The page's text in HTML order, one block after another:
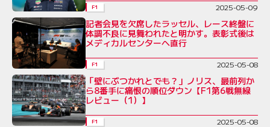
F1 2025-05-09
記者会見を欠席したラッセル、レース終盤に
体調不良に見舞われたと明かす。表彰式後は
メディカルセンターへ直行
F1 2025-05-08
「壁にぶつかれとでも？」ノリス、最前列か
ら8番手に痛恨の順位ダウン【F1第6戦無線
レビュー（1）】
F1 2025-05-08